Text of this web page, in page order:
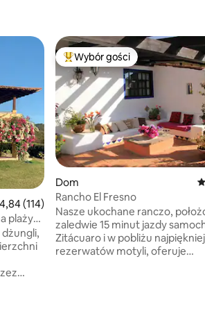
ocena: 4,84 na 5, liczba recenzji: 114
4,84 (114)
plaży
Najpopularniejsze z kategorii
Wybór gości
Dom
Rancho El Fresno
Nasze ukochane ranczo,
zaledwie 15 minut jazdy
Zitácuaro i w pobliżu
rezerwatów motyli, oferuje